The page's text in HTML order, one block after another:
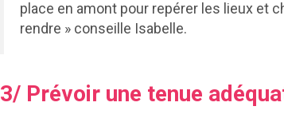
place en amont pour repérer les lieux et
rendre » conseille Isabelle.
3/ Prévoir une tenue